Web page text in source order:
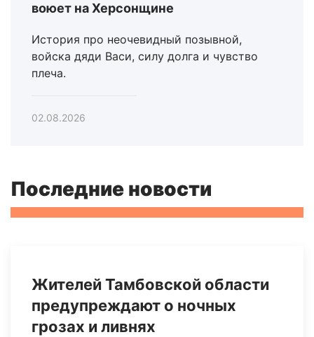
воюет на Херсонщине
История про неочевидный позывной,
войска дяди Васи, силу долга и чувство
плеча.
02.08.2026
Последние новости
Жителей Тамбовской области
предупреждают о ночных
грозах и ливнях